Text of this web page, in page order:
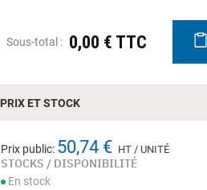
Sous-total : 0,00 € TTC
PRIX ET STOCK
Prix public: 50,74 € HT / UNITÉ
STOCKS / DISPONIBILITÉ
En stock